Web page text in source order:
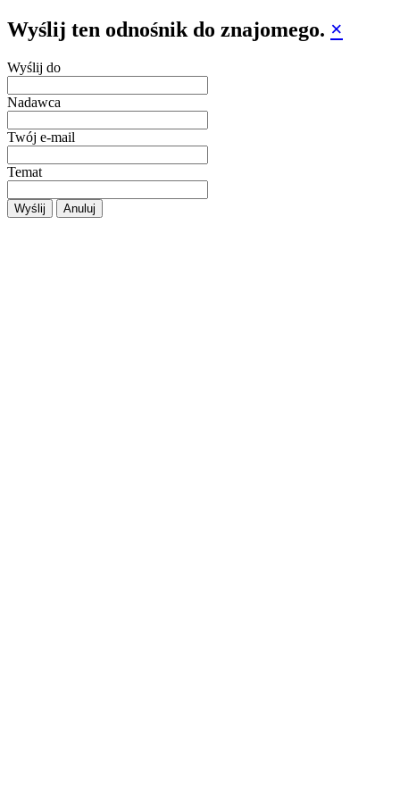
Wyślij ten odnośnik do znajomego. ×
Wyślij do
Nadawca
Twój e-mail
Temat
Wyślij Anuluj